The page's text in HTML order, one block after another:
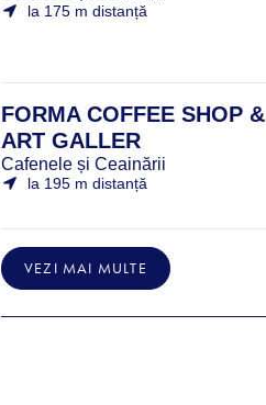
la 175 m distanță
FORMA COFFEE SHOP &
ART GALLER
Cafenele și Ceainării
la 195 m distanță
VEZI MAI MULTE